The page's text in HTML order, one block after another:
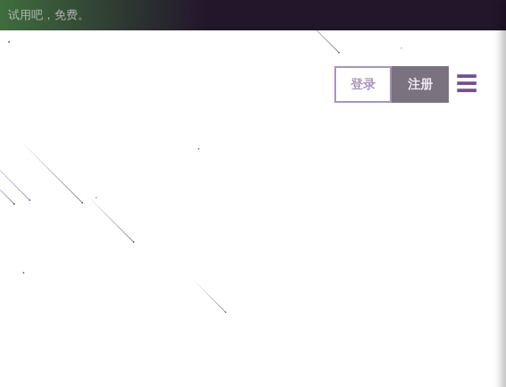
试用吧，免费。
登录 注册 ☰